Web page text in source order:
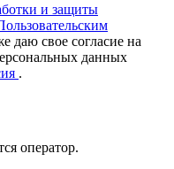
и защиты
даю свое согласие на
данных
.
оператор.